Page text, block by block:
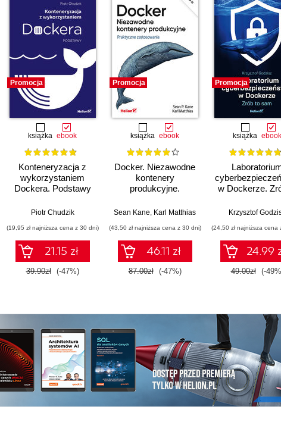
Promocja
książka ebook
Konteneryzacja z
wykorzystaniem
Dockera. Podstawy
Piotr Chudzik
(19,95 zł najniższa cena z 30 dni)
21.15 zł
39.90zł (-47%)
Promocja
książka ebook
Docker. Niezawodne
kontenery
produkcyjne.
zastosowania.
Sean Kane, Karl Matthias
(43,50 zł najniższa cena z 30 dni)
46.11 zł
87.00zł (-47%)
Promocja
książka ebook
w Dockerze.
Krzysztof
(24,50 zł najniższa cena
24.99
49.00zł (-